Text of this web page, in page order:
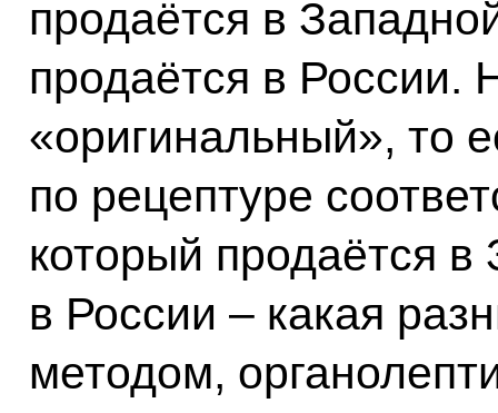
продаётся в
продаётся в России.
«оригинальный», то
по рецептуре
который продаётся
в России – какая
методом,